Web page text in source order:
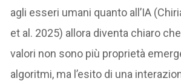
agli esseri umani quanto all’IA
et al. 2025) allora diventa chiaro
valori non sono più proprietà
algoritmi, ma l’esito di una